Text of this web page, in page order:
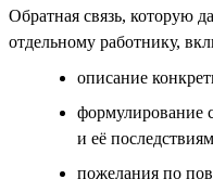
Обратная связь, которую
отдельному работнику,
описание
формулирование
и её
пожелания по